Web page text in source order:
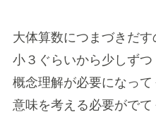
大体算数につまづきだす
小３ぐらいから少しずつ
概念理解が必要になって
意味を考える必要がでて